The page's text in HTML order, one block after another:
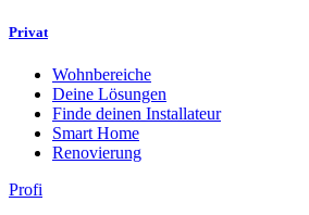
Privat
Wohnbereiche
Deine Lösungen
Finde deinen Installateur
Smart Home
Renovierung
Profi